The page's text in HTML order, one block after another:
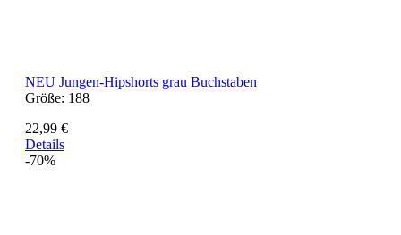
NEU Jungen-Hipshorts grau Buchstaben
Größe: 188
22,99 €
Details
-70%